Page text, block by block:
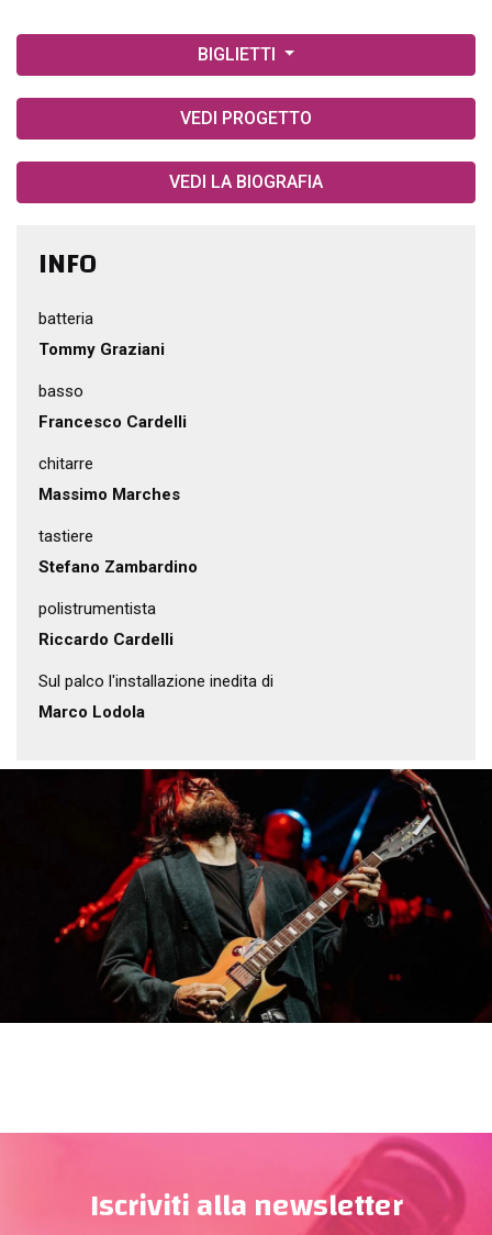
BIGLIETTI
VEDI PROGETTO
VEDI LA BIOGRAFIA
INFO
batteria
Tommy Graziani
basso
Francesco Cardelli
chitarre
Massimo Marches
tastiere
Stefano Zambardino
polistrumentista
Riccardo Cardelli
Sul palco l'installazione inedita di
Marco Lodola
Iscriviti alla newsletter